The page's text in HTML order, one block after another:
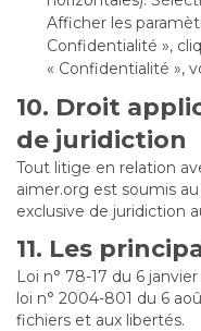
Afficher les
Confidentialité »,
« Confidentialité »,
10. Droit
de juridiction
Tout litige en relation
aimer.org est soumis
exclusive de juridiction
11. Les
Loi n° 78-17 du 6
loi n° 2004-801 du 6
fichiers et aux libertés.